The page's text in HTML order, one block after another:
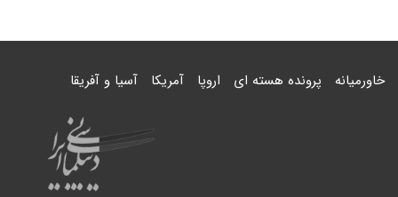
خاورمیانه پرونده هسته ای اروپا آمریکا آسیا و آفریقا